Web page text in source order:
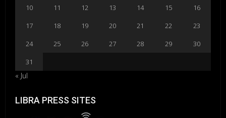
10
11 12 13 14 15
16
17
18 19 20 21 22
23
24
25 26 27 28 29
30
31
« Jul
LIBRA PRESS SITES